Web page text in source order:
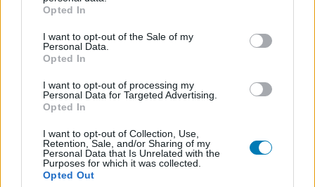
grant or deny consent to Google and its third-party tags to
use your data for below specified purposes in below Google
consent section.
Opted In
I want to opt-out of the Sale of my
Personal Data.
Opted In
I want to opt-out of processing my
Personal Data for Targeted Advertising.
Opted In
I want to opt-out of Collection, Use,
Retention, Sale, and/or Sharing of my
Personal Data that Is Unrelated with the
Purposes for which it was collected.
Opted Out
hatalmasat.
Unmute Loaded:
21.86%
a streamingkorszakban: a vállalat bejelentette, hogy
megállapodott a Roku felvásárlásáról. Az üzlet a
streamingplatform értékét nagyjából 22 milliárd dollárra
teszi, a tranzakció pedig a tervek szerint 2027 első
felében zárulhat le, ha megkapja a szükséges
jóváhagyásokat. A megállapodás értelmében a Fox